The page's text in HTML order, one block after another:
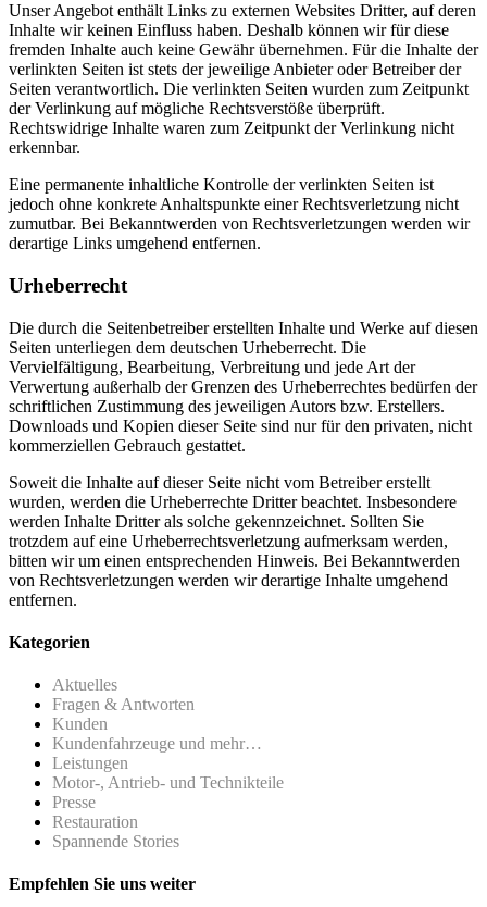
Unser Angebot enthält Links zu externen Websites Dritter, auf deren
Inhalte wir keinen Einfluss haben. Deshalb können wir für diese
fremden Inhalte auch keine Gewähr übernehmen. Für die Inhalte der
verlinkten Seiten ist stets der jeweilige Anbieter oder Betreiber der
Seiten verantwortlich. Die verlinkten Seiten wurden zum Zeitpunkt
der Verlinkung auf mögliche Rechtsverstöße überprüft.
Rechtswidrige Inhalte waren zum Zeitpunkt der Verlinkung nicht
erkennbar.
Eine permanente inhaltliche Kontrolle der verlinkten Seiten ist
jedoch ohne konkrete Anhaltspunkte einer Rechtsverletzung nicht
zumutbar. Bei Bekanntwerden von Rechtsverletzungen werden wir
derartige Links umgehend entfernen.
Urheberrecht
Die durch die Seitenbetreiber erstellten Inhalte und Werke auf diesen
Seiten unterliegen dem deutschen Urheberrecht. Die
Vervielfältigung, Bearbeitung, Verbreitung und jede Art der
Verwertung außerhalb der Grenzen des Urheberrechtes bedürfen der
schriftlichen Zustimmung des jeweiligen Autors bzw. Erstellers.
Downloads und Kopien dieser Seite sind nur für den privaten, nicht
kommerziellen Gebrauch gestattet.
Soweit die Inhalte auf dieser Seite nicht vom Betreiber erstellt
wurden, werden die Urheberrechte Dritter beachtet. Insbesondere
werden Inhalte Dritter als solche gekennzeichnet. Sollten Sie
trotzdem auf eine Urheberrechtsverletzung aufmerksam werden,
bitten wir um einen entsprechenden Hinweis. Bei Bekanntwerden
von Rechtsverletzungen werden wir derartige Inhalte umgehend
entfernen.
Kategorien
Aktuelles
Fragen & Antworten
Kunden
Kundenfahrzeuge und mehr…
Leistungen
Motor-, Antrieb- und Technikteile
Presse
Restauration
Spannende Stories
Empfehlen Sie uns weiter